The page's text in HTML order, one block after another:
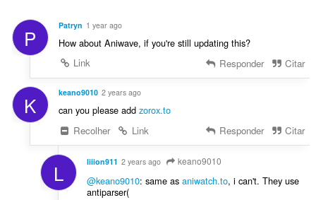
õ
e
f
i
ç
õ
e
l
a
s
i
f
i
c
ç
õ
e
s
P Patryn 1 year ago
How about Aniwave, if you're still updating this?
Link
Responder Citar
K keano9010 2 years ago
can you please add zorox.to
Recolher
Link Responder Citar
L liiion911 2 years ago keano9010
@keano9010: same as aniwatch.to, i can't. They use
antiparser(